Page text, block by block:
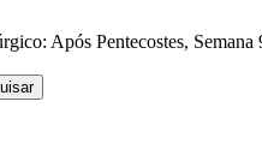
Após Pentecostes, Semana